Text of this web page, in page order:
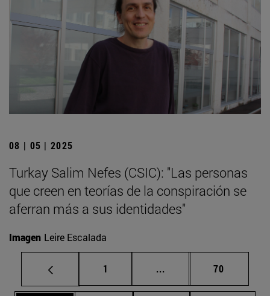
08 | 05 | 2025
Turkay Salim Nefes (CSIC): "Las personas
que creen en teorías de la conspiración se
aferran más a sus identidades"
Imagen Leire Escalada
Página
1 ... Páginas intermedias
Página
70